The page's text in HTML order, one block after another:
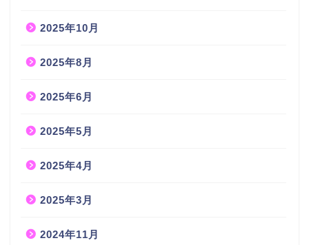
2025年10月
2025年8月
2025年6月
2025年5月
2025年4月
2025年3月
2024年11月